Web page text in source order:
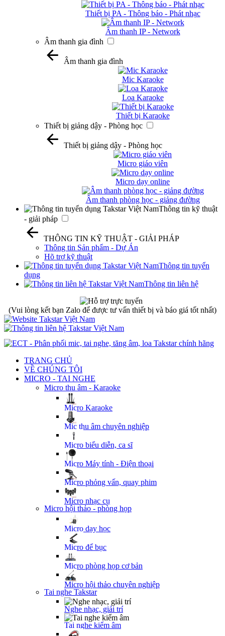
Thiết bị PA - Thông báo - Phát nhạc
Âm thanh IP - Network
Âm thanh gia đình
Âm thanh gia đình
Mic Karaoke
Loa Karaoke
Thiết bị Karaoke
Thiết bị giảng dậy - Phòng học
Thiết bị giảng dậy - Phòng học
Micro giáo viên
Micro dạy online
Âm thanh phòng học - giảng đường
Thông tin kỹ thuật
- giải pháp
THÔNG TIN KỸ THUẬT - GIẢI PHÁP
Thông tin Sản phẩm - Dự Án
Hõ trợ kỹ thuật
Thông tin tuyển
dụng
Thông tin liên hệ
(Vui lòng kết bạn Zalo để được tư vấn thiết bị và báo giá tốt nhất)
TRANG CHỦ
VỀ CHÚNG TÔI
MICRO - TAI NGHE
Micro thu âm - Karaoke
Micro Karaoke
Mic thu âm chuyên nghiệp
Micro biểu diễn, ca sĩ
Micro Máy tính - Điện thoại
Micro phỏng vấn, quay phim
Micro nhạc cụ
Micro hội thảo - phòng họp
Micro dạy học
Micro để bục
Micro phòng họp cơ bản
Micro hội thảo chuyên nghiệp
Tai nghe Takstar
Nghe nhạc, giải trí
Tai nghe kiểm âm